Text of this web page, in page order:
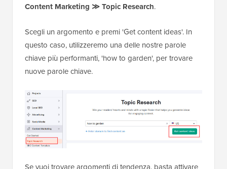
Content Marketing ≫ Topic Research.
Scegli un argomento e premi 'Get content ideas'. In
questo caso, utilizzeremo una delle nostre parole
chiave più performanti, 'how to garden', per trovare
nuove parole chiave.
Se vuoi trovare argomenti di tendenza, basta attivare